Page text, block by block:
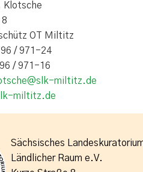
Klotsche
OT Miltitz
/ 971-24
/ 971-16
miltitz.de
miltitz.de
Sächsisches
Ländlicher Raum e.V.